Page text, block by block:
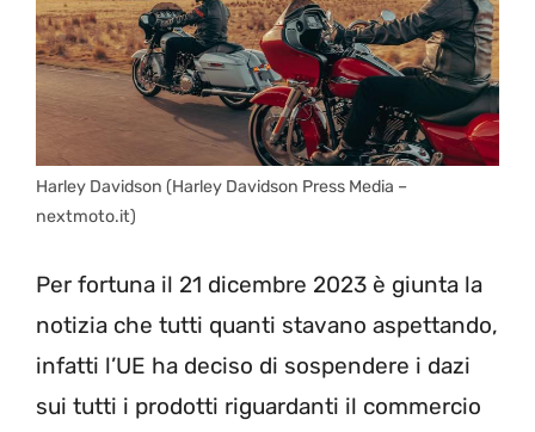
Harley Davidson (Harley Davidson Press Media –
nextmoto.it)
Per fortuna il 21 dicembre 2023 è giunta la
notizia che tutti quanti stavano aspettando,
infatti l’UE ha deciso di sospendere i dazi
sui tutti i prodotti riguardanti il commercio